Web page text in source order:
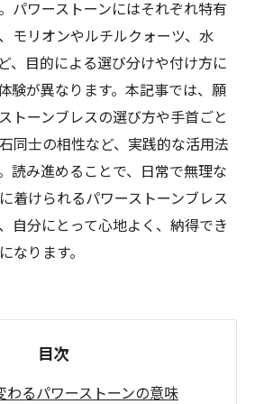
パワーストーンにはそれぞれ特有
モリオンやルチルクォーツ、水
、目的による選び分けや付け方に
験が異なります。本記事では、願
トーンブレスの選び方や手首ごと
同士の相性など、実践的な活用法
読み進めることで、日常で無理な
着けられるパワーストーンブレス
自分にとって心地よく、納得でき
なります。
目次
わるパワーストーンの意味